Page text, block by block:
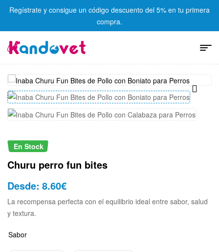
Regístrate y consigue un código descuento del 5% en tu primera
compra.
En Stock
Churu perro fun bites
Desde: 8.60€
La recompensa perfecta con el equilibrio ideal entre sabor, salud
y textura.
Sabor